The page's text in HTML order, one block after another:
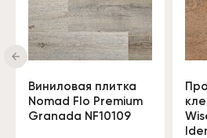
Виниловая плитка
Nomad Flo Premium
Granada NF10109